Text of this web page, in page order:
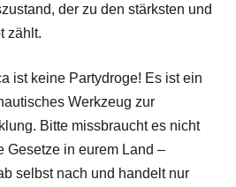
der zu den stärksten und
zählt.
ist keine Partydroge! Es ist ein
Werkzeug zur
Bitte missbraucht es nicht
Gesetze in eurem Land –
selbst nach und handelt nur